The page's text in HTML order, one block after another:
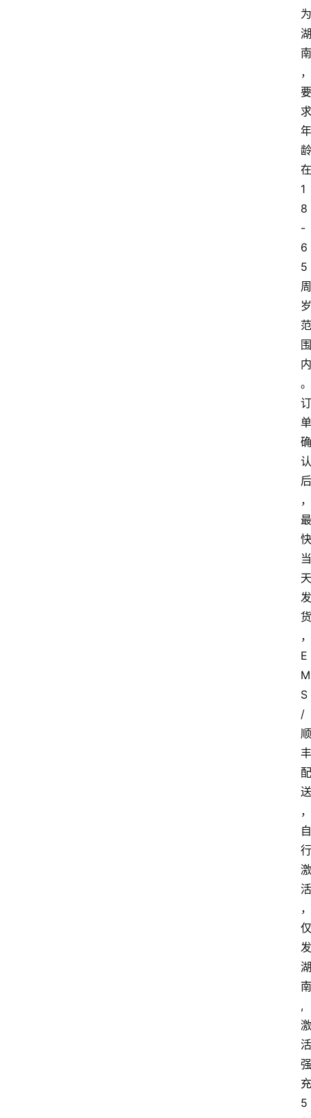
为
湖
南
，
要
求
年
龄
在
1
8
-
6
5
周
岁
范
围
内
。
订
单
确
认
后
，
最
快
当
天
发
货
，
E
M
S
/
顺
丰
配
送
，
自
行
激
活
，
仅
发
湖
南
,
激
活
强
充
5